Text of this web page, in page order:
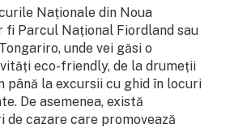
Naționale din Noua
fi Parcul Național Fiordland sau
unde vei găsi o
eco-friendly, de la drumeții
până la excursii cu ghid în locuri
De asemenea, există
de cazare care promovează